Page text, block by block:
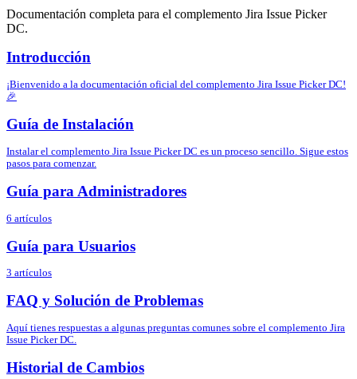
Documentación completa para el complemento Jira Issue Picker
DC.
Introducción
¡Bienvenido a la documentación oficial del complemento Jira Issue Picker DC!
🎉
Guía de Instalación
Instalar el complemento Jira Issue Picker DC es un proceso sencillo. Sigue estos
pasos para comenzar.
Guía para Administradores
6 artículos
Guía para Usuarios
3 artículos
FAQ y Solución de Problemas
Aquí tienes respuestas a algunas preguntas comunes sobre el complemento Jira
Issue Picker DC.
Historial de Cambios